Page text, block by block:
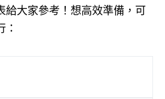
給大家參考！想高效準備，可